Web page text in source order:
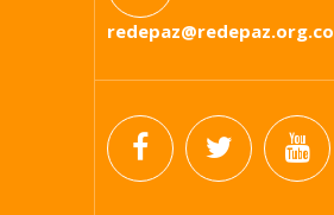
redepaz@redepaz.org.co